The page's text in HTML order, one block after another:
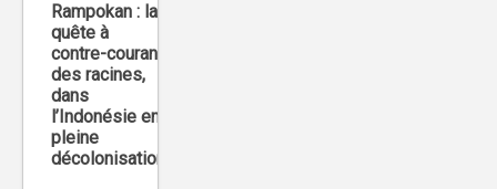
Rampokan : la
quête à
contre-courant
des racines,
dans
l’Indonésie en
pleine
décolonisation